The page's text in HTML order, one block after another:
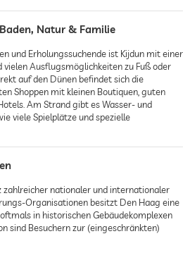
Natur & Familie
und Erholungssuchende ist Kijdun mit einer
vielen Ausflugsmöglichkeiten zu Fuß oder
auf den Dünen befindet sich die
Shoppen mit kleinen Boutiquen, guten
Am Strand gibt es Wasser- und
viele Spielplätze und spezielle
zahlreicher nationaler und internationaler
Organisationen besitzt Den Haag eine
in historischen Gebäudekomplexen
sind Besuchern zur (eingeschränkten)